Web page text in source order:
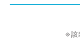
※該